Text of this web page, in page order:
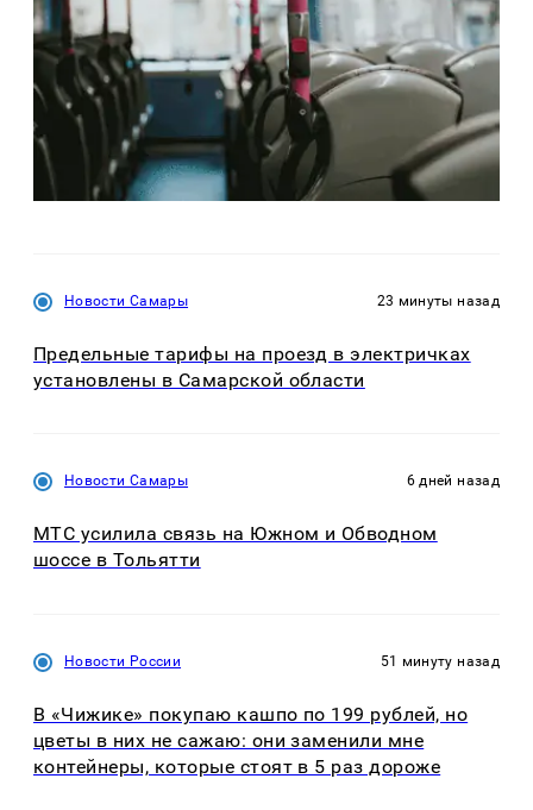
Новости Самары 23 минуты назад
Предельные тарифы на проезд в электричках
установлены в Самарской области
Новости Самары 6 дней назад
МТС усилила связь на Южном и Обводном
шоссе в Тольятти
Новости России 51 минуту назад
В «Чижике» покупаю кашпо по 199 рублей, но
цветы в них не сажаю: они заменили мне
контейнеры, которые стоят в 5 раз дороже